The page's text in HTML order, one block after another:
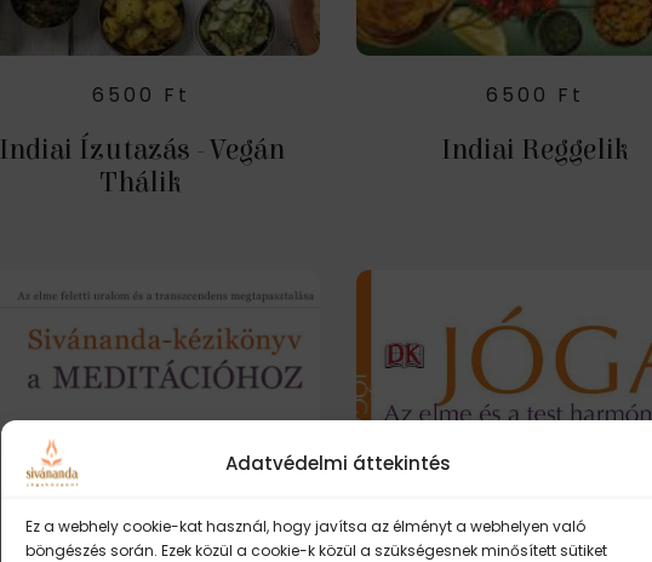
Adatvédelmi áttekintés
Ez a webhely cookie-kat használ, hogy javítsa az élményt a webhelyen való
böngészés során. Ezek közül a cookie-k közül a szükségesnek minősített sütiket
6500 Ft
Indiai Ízutazás - Vegán
Thálik
6500 Ft
Indiai Reggelik